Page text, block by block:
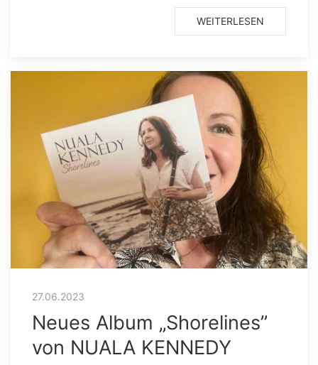
WEITERLESEN
27.06.2023
Neues Album „Shorelines”
von NUALA KENNEDY